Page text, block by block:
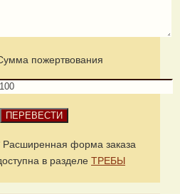
пожертвования
Расширенная форма заказа
в разделе ТРЕБЫ